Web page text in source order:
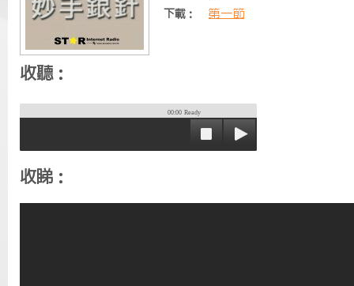
下載： 第一節
收聽：
00:00 Ready
收睇：